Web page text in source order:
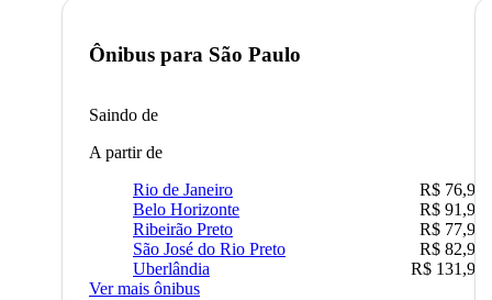
Ônibus para São Paulo
Saindo de
A partir de
Rio de Janeiro
R$ 76,90
Belo Horizonte
R$ 91,90
Ribeirão Preto
R$ 77,90
São José do Rio Preto
R$ 82,90
Uberlândia
R$ 131,90
Ver mais ônibus